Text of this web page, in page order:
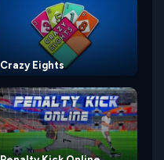
Crazy Eights